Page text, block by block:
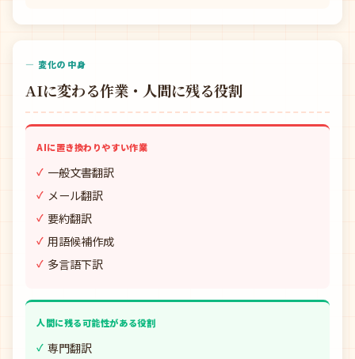
— 変化の中身
AIに変わる作業・人間に残る役割
AIに置き換わりやすい作業
一般文書翻訳
メール翻訳
要約翻訳
用語候補作成
多言語下訳
人間に残る可能性がある役割
専門翻訳